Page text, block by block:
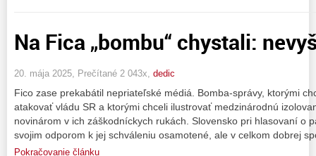
Na Fica „bombu“ chystali:
20. mája 2025, Prečítané 2 043x, dedic
Fico zase prekabátil nepriateľské médiá. Bomba-správy, ktorými
atakovať vládu SR a ktorými chceli ilustrovať medzinárodnú
novinárom v ich záškodníckych rukách. Slovensko pri hlasovaní o
svojim odporom k jej schváleniu osamotené, ale v celkom dobrej
Pokračovanie článku